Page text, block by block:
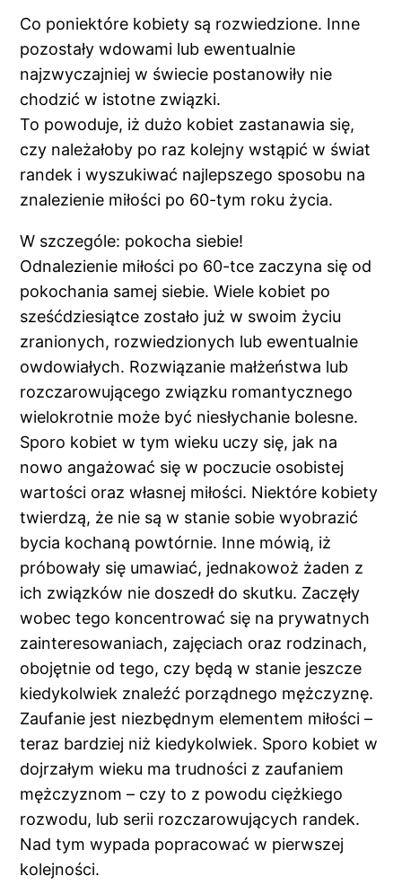
Co poniektóre kobiety są rozwiedzione. Inne
pozostały wdowami lub ewentualnie
najzwyczajniej w świecie postanowiły nie
chodzić w istotne związki.
To powoduje, iż dużo kobiet zastanawia się,
czy należałoby po raz kolejny wstąpić w świat
randek i wyszukiwać najlepszego sposobu na
znalezienie miłości po 60-tym roku życia.
W szczególe: pokocha siebie!
Odnalezienie miłości po 60-tce zaczyna się od
pokochania samej siebie. Wiele kobiet po
sześćdziesiątce zostało już w swoim życiu
zranionych, rozwiedzionych lub ewentualnie
owdowiałych. Rozwiązanie małżeństwa lub
rozczarowującego związku romantycznego
wielokrotnie może być niesłychanie bolesne.
Sporo kobiet w tym wieku uczy się, jak na
nowo angażować się w poczucie osobistej
wartości oraz własnej miłości. Niektóre kobiety
twierdzą, że nie są w stanie sobie wyobrazić
bycia kochaną powtórnie. Inne mówią, iż
próbowały się umawiać, jednakowoż żaden z
ich związków nie doszedł do skutku. Zaczęły
wobec tego koncentrować się na prywatnych
zainteresowaniach, zajęciach oraz rodzinach,
obojętnie od tego, czy będą w stanie jeszcze
kiedykolwiek znaleźć porządnego mężczyznę.
Zaufanie jest niezbędnym elementem miłości –
teraz bardziej niż kiedykolwiek. Sporo kobiet w
dojrzałym wieku ma trudności z zaufaniem
mężczyznom – czy to z powodu ciężkiego
rozwodu, lub serii rozczarowujących randek.
Nad tym wypada popracować w pierwszej
kolejności.